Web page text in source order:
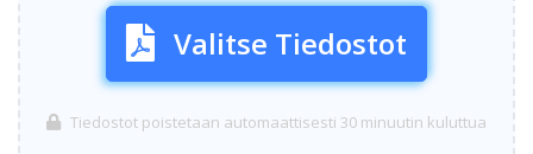
Valitse Tiedostot
Tiedostot poistetaan automaattisesti 30 minuutin kuluttua